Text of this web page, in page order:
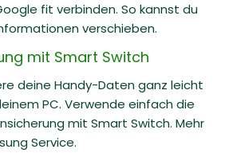
fit verbinden. So kannst du
verschieben.
mit Smart Switch
deine Handy-Daten ganz leicht
PC. Verwende einfach die
mit Smart Switch. Mehr
Service.